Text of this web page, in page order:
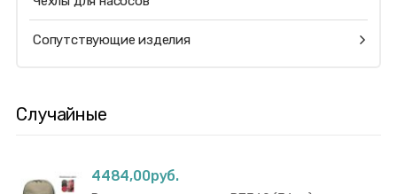
Сопутствующие изделия
Случайные
4484,00руб.